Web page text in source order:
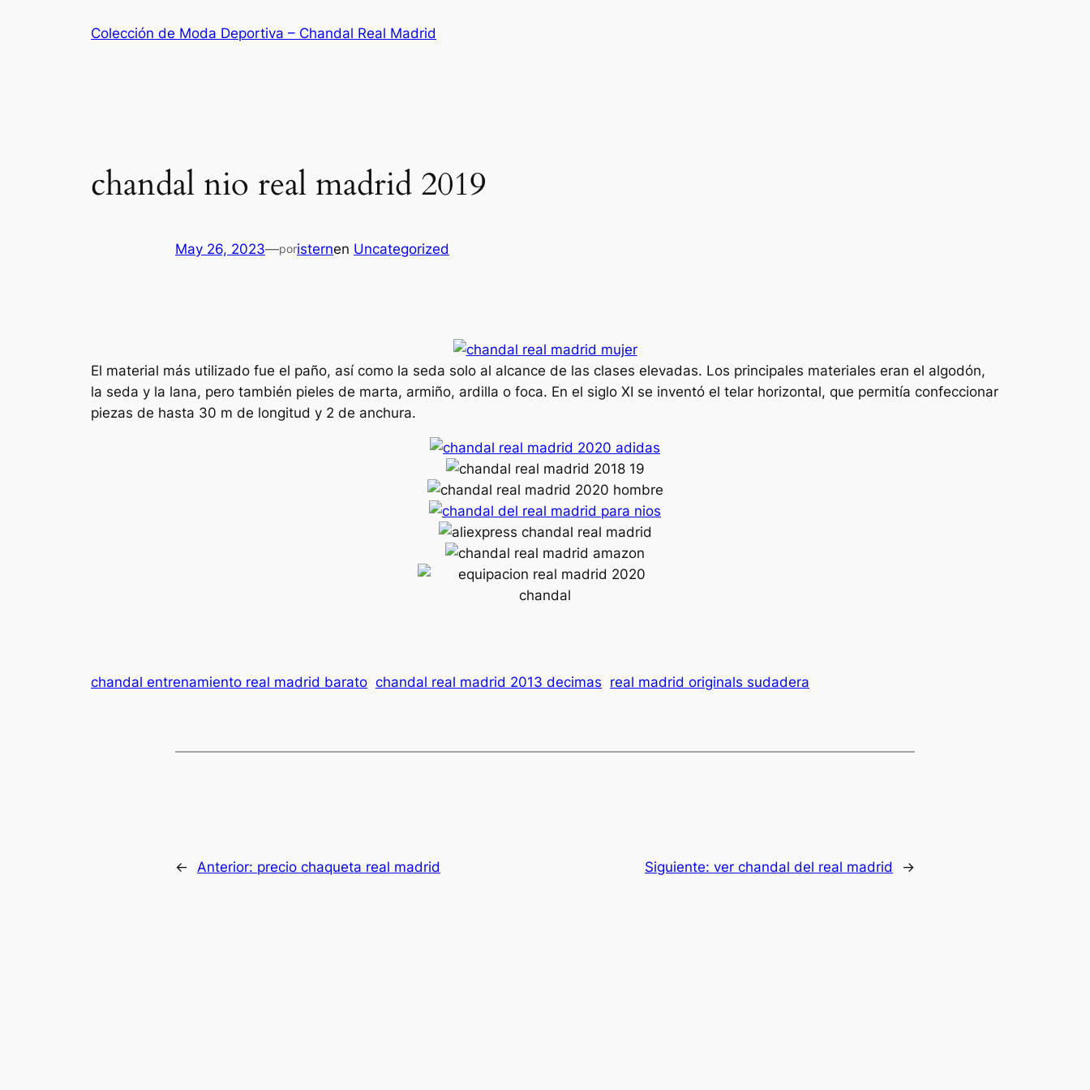
Colección de Moda Deportiva – Chandal Real Madrid
chandal nio real madrid 2019
May 26, 2023—poristernen Uncategorized
El material más utilizado fue el paño, así como la seda solo al alcance de las clases elevadas. Los principales materiales eran el algodón,
la seda y la lana, pero también pieles de marta, armiño, ardilla o foca. En el siglo XI se inventó el telar horizontal, que permitía confeccionar
piezas de hasta 30 m de longitud y 2 de anchura.
chandal entrenamiento real madrid barato chandal real madrid 2013 decimas real madrid originals sudadera
← Anterior: precio chaqueta real madrid Siguiente: ver chandal del real madrid →